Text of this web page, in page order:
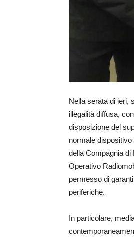
Nella serata di ieri,
illegalità diffusa,
disposizione del
normale dispositivo
della Compagnia
Operativo
permesso di
periferiche.
In particolare,